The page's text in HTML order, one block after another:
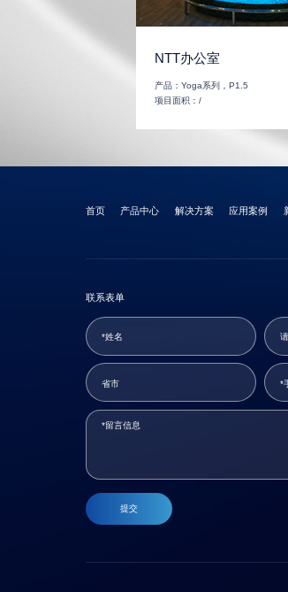
NTT办公室
产品： Yoga系列，P1.5
项目面积： /
首页 产品中心 解决方案 应用案例
联系表单
提交